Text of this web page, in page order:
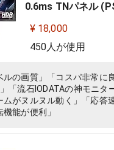
0.6ms TNパネル
playPort/スピーカ
横回転) EX-
¥ 18,000
450人が使用
ルの画質」「コスパ非常に
「流石IODATAの神モニタ
ムがヌルヌル動く」「応答
能が便利」